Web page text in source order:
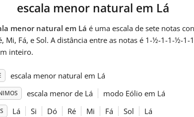
escala menor natural em Lá
menor natural em Lá é uma escala de sete notas
Mi, Fá, e Sol. A distância entre as notas é 1-½-1-1-½-
inteiro.
escala menor natural em Lá
escala menor de Lá modo Eólio em Lá
Lá Si Dó Ré Mi Fá Sol Lá